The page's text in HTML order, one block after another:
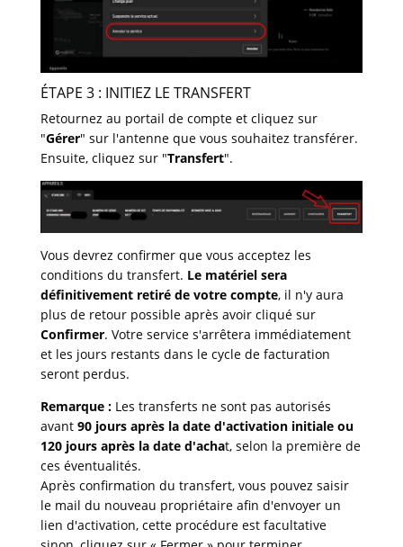
ÉTAPE 3 : INITIEZ LE TRANSFERT
Retournez au portail de compte et cliquez sur
"Gérer" sur l'antenne que vous souhaitez transférer.
Ensuite, cliquez sur "Transfert".
Vous devrez confirmer que vous acceptez les
conditions du transfert. Le matériel sera
définitivement retiré de votre compte, il n'y aura
plus de retour possible après avoir cliqué sur
Confirmer. Votre service s'arrêtera immédiatement
et les jours restants dans le cycle de facturation
seront perdus.
Remarque :Les transferts ne sont pas autorisés
avant 90 jours après la date d'activation initiale ou
120 jours après la date d'achat, selon la première de
ces éventualités.
Après confirmation du transfert, vous pouvez saisir
le mail du nouveau propriétaire afin d'envoyer un
lien d'activation, cette procédure est facultative